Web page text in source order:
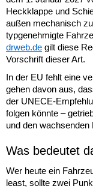
Heckklappe und
außen mechanisch
typgenehmigte
drweb.de gilt diese
Vorschrift dieser Art.
In der EU fehlt eine
gehen davon aus,
der UNECE-
folgen könnte –
und den
Was bedeutet
Wer heute ein
least, sollte zwei